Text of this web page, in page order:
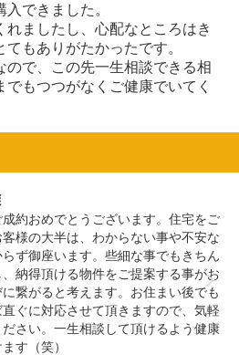
できました。
れましたし、心配なところはき
もありがたかったです。
ので、この先一生相談できる相
もつつがなくご健康でいてく
成約おめでとうございます。住宅をご
様の大半は、わからない事や不安な
ず御座います。些細な事でもきちん
、納得頂ける物件をご提案する事がお
繋がると考えます。お住まい後でも
ぐに対応させて頂きますので、気軽
さい。一生相談して頂けるよう健康
す（笑）